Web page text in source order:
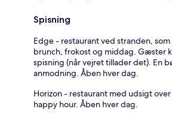
Spisning
Edge - restaurant ved stranden,
brunch, frokost og middag. Gæster
spisning (når vejret tillader det). En
anmodning. Åben hver dag.
Horizon - restaurant med udsigt
happy hour. Åben hver dag.